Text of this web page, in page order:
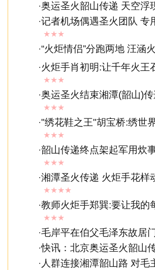
·奥运圣火韶山传递 天空浮
·记者机场偶遇圣火团队 专
★★★
·“火炬情侣”分跑两地 汪涵
·火炬手肖初明:让千年火王
★★★
·奥运圣火结束湘潭(韶山)
★★★
·"绣花鞋之王"胡宝桥:绣世
★★★
·韶山传递终点架起军用炊
★★★
·湘潭圣火传递 火炬手花样
★★★★
·教师火炬手郑巽:要让我的
★★★
·毛岸平在伯父毛泽东故居
·快讯：北京奥运圣火韶山
· 人群连接湘潭韶山路 对毛